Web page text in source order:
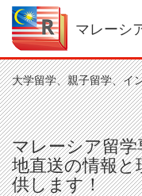
コ
ン
テ
ン
ツ
に
移
動
マレーシ
大学留学、親子留学、イ
マレーシア留
地直送の情報
供します！